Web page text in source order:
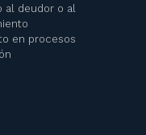
al deudor o al
en procesos